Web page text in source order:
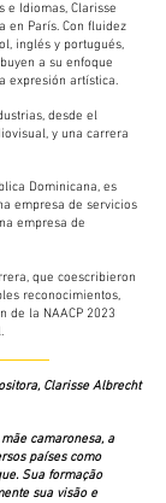
e Idiomas, Clarisse
en París. Con fluidez
inglés y portugués,
a su enfoque
expresión artística.
desde el
y una carrera
Dominicana, es
empresa de servicios
empresa de
que coescribieron
reconocimientos,
de la NAACP 2023
Clarisse Albrecht
camaronesa, a
países como
Sua formação
sua visão e